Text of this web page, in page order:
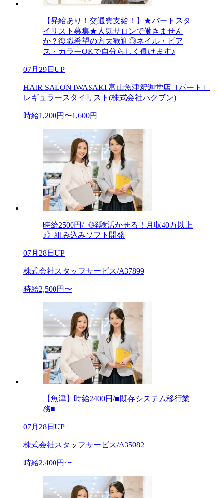
【昇給あり！交通費支給！】★パートスタ
イリスト募集★人気サロンで働きません
か？復職希望の方大歓迎◎ネイル・ピア
ス・カラーOKで自分らしく働けます♪
07月29日UP
HAIR SALON IWASAKI 富山魚津釈迦堂店［パート］
レギュラースタイリスト(株式会社ハクブン)
時給1,200円〜1,600円
時給2500円/《経験活かせる！月収40万以上
♪》組み込みソフト開発
07月28日UP
株式会社スタッフサービス/A37899
時給2,500円〜
【魚津】時給2400円/■既存システム移行業
務■
07月28日UP
株式会社スタッフサービス/A35082
時給2,400円〜